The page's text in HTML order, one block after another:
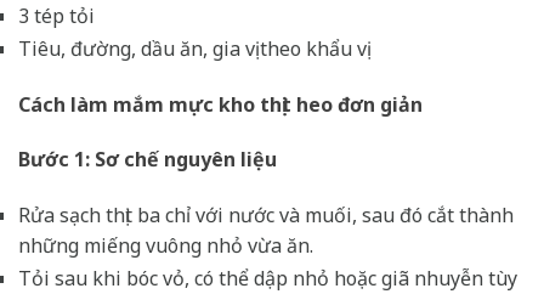
3 tép tỏi
Tiêu, đường, dầu ăn, gia vị theo khẩu vị
Cách làm mắm mực kho thịt heo đơn giản
Bước 1: Sơ chế nguyên liệu
Rửa sạch thịt ba chỉ với nước và muối, sau đó cắt thành
những miếng vuông nhỏ vừa ăn.
Tỏi sau khi bóc vỏ, có thể dập nhỏ hoặc giã nhuyễn tùy